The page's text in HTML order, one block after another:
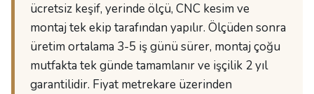
ücretsiz keşif, yerinde ölçü, CNC kesim ve
montaj tek ekip tarafından yapılır. Ölçüden sonra
üretim ortalama 3-5 iş günü sürer, montaj çoğu
mutfakta tek günde tamamlanır ve işçilik 2 yıl
garantilidir. Fiyat metrekare üzerinden